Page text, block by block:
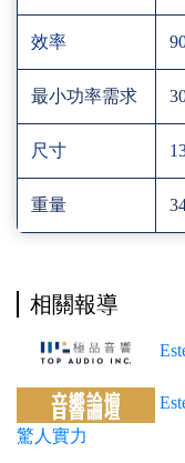
效率
最小功率需求
尺寸
重量
相關報導
驚人實力